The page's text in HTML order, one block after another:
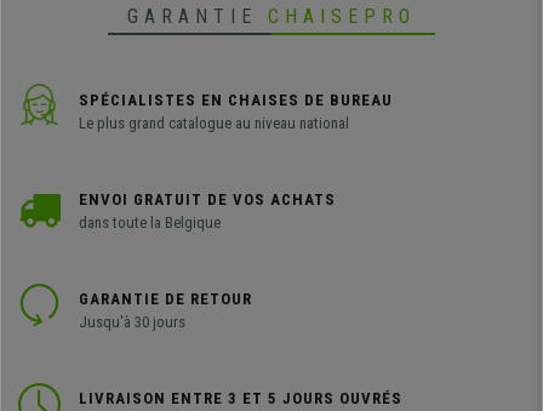
GARANTIE CHAISEPRO
SPÉCIALISTES EN CHAISES DE BUREAU
Le plus grand catalogue au niveau national
ENVOI GRATUIT DE VOS ACHATS
dans toute la Belgique
GARANTIE DE RETOUR
Jusqu'à 30 jours
LIVRAISON ENTRE 3 ET 5 JOURS OUVRÉS